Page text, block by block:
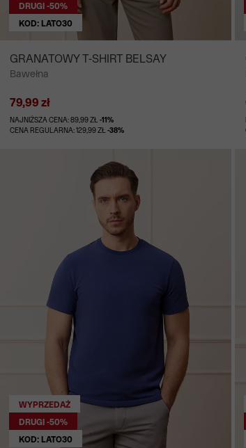
DRUGI -50%
KOD: LATO30
GRANATOWY T-SHIRT BELSAY
Bawełna
79,99 zł
NAJNIŻSZA CENA: 89,99 ZŁ-11%
CENA REGULARNA: 129,99 ZŁ-38%
WYPRZEDAŻ
DRUGI -50%
KOD: LATO30